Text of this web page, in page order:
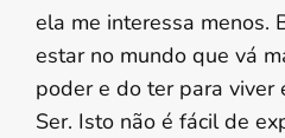
ela me interessa menos.
estar no mundo que vá
poder e do ter para viver
Ser. Isto não é fácil de